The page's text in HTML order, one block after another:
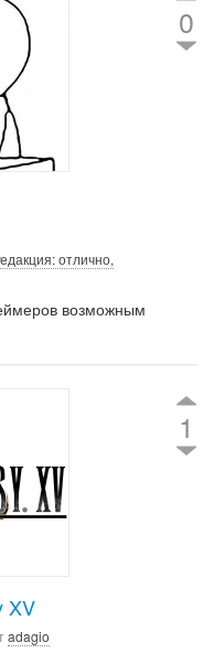
0
отлично,
возможным
1
XV
adagio